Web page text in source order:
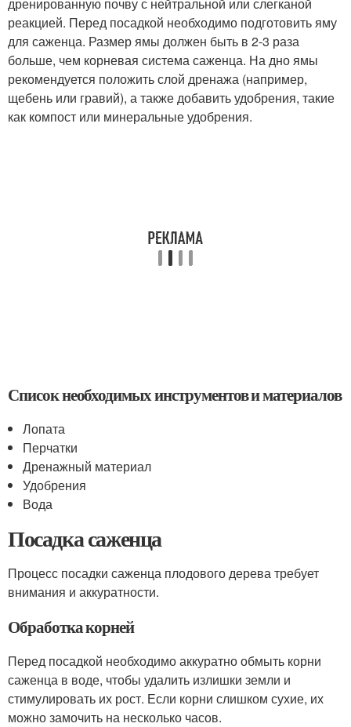
реакцией. Перед посадкой необходимо подготовить яму
для саженца. Размер ямы должен быть в 2-3 раза
больше, чем корневая система саженца. На дно ямы
рекомендуется положить слой дренажа (например,
щебень или гравий), а также добавить удобрения, такие
как компост или минеральные удобрения.
Список необходимых инструментов и материалов
Лопата
Перчатки
Дренажный материал
Удобрения
Вода
Посадка саженца
Процесс посадки саженца плодового дерева требует
внимания и аккуратности.
Обработка корней
Перед посадкой необходимо аккуратно обмыть корни
саженца в воде, чтобы удалить излишки земли и
стимулировать их рост. Если корни слишком сухие, их
можно замочить на несколько часов.